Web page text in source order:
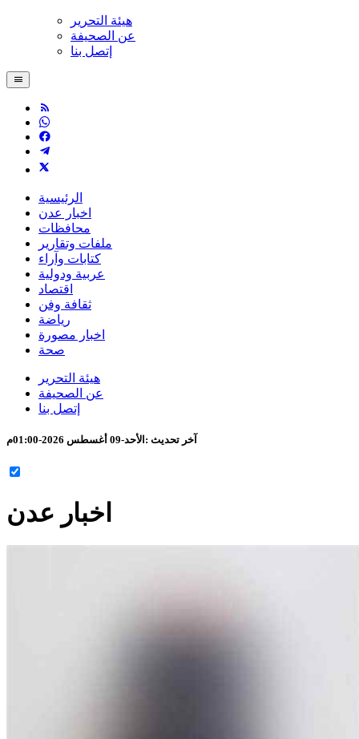
هيئة التحرير
عن الصحيفة
إتصل بنا
الرئيسية
اخبار عدن
محافظات
ملفات وتقارير
كتابات وآراء
عربية ودولية
اقتصاد
ثقافة وفن
رياضة
اخبار مصورة
صحة
هيئة التحرير
عن الصحيفة
إتصل بنا
آخر تحديث : الأحد-09 أغسطس 2026-01:00م
اخبار عدن